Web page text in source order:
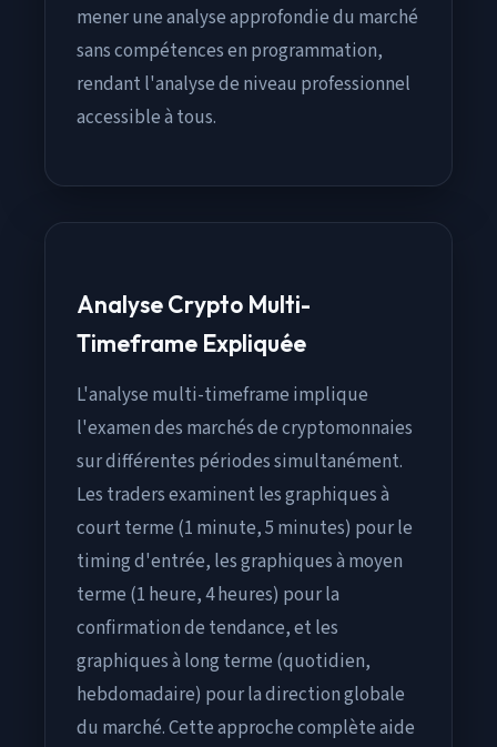
mener une analyse approfondie du marché
sans compétences en programmation,
rendant l'analyse de niveau professionnel
accessible à tous.
Analyse Crypto Multi-
Timeframe Expliquée
L'analyse multi-timeframe implique
l'examen des marchés de cryptomonnaies
sur différentes périodes simultanément.
Les traders examinent les graphiques à
court terme (1 minute, 5 minutes) pour le
timing d'entrée, les graphiques à moyen
terme (1 heure, 4 heures) pour la
confirmation de tendance, et les
graphiques à long terme (quotidien,
hebdomadaire) pour la direction globale
du marché. Cette approche complète aide